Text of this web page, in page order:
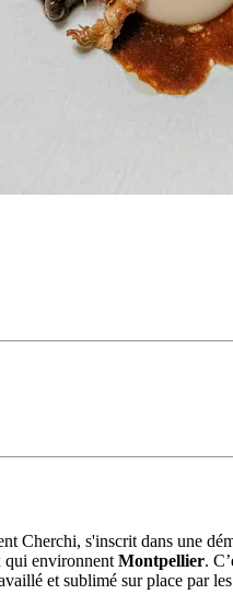
Cherchi, s'inscrit dans une
qui environnent Montpellier.
et sublimé sur place par